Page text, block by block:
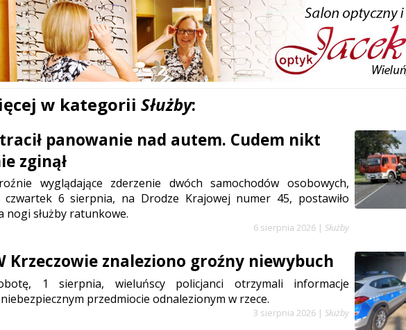
w kategorii Służby:
panowanie nad autem. Cudem nikt
zginął
wyglądające zderzenie dwóch samochodów osobowych,
czwartek 6 sierpnia, na Drodze Krajowej numer 45, postawiło
nogi służby ratunkowe.
6 sierpnia 2026 | Służby
Krzeczowie znaleziono groźny niewybuch
1 sierpnia, wieluńscy policjanci otrzymali informacje
przedmiocie odnalezionym w rzece.
3 sierpnia 2026 | Służby